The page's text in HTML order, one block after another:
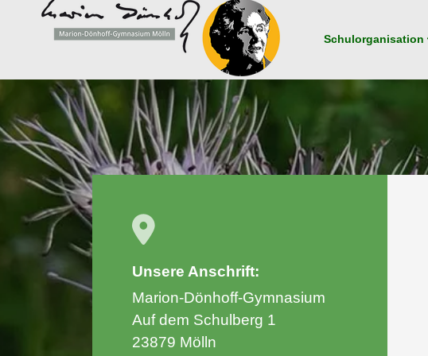
Navigation
überspringen
Schulorganisation
Unsere Anschrift:
Marion-Dönhoff-Gymnasium
Auf dem Schulberg 1
23879 Mölln